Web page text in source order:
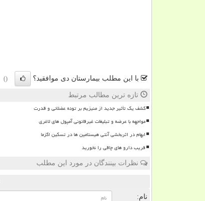
با این مطلب بیمارستان دی موافقید؟ ()
تازه ترین مطالب مرتبط
کشف یک تأثیر جدید از منیزیم بر توده عضلانی و قدرت
مواجهه با عرضه و تبلیغات غیرقانونی آمپول های لاغری
ابهام در اثربخشی آنتی هیستامین ها در تسکین اگزما
فریب دارو های چاقی را نخورید
نظرات بینندگان در مورد این مطلب
نام: